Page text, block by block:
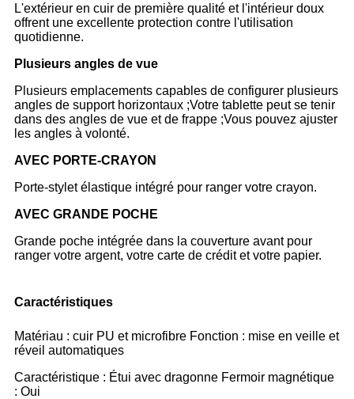
L'extérieur en cuir de première qualité et l'intérieur doux
offrent une excellente protection contre l'utilisation
quotidienne.
Plusieurs angles de vue
Plusieurs emplacements capables de configurer plusieurs
angles de support horizontaux ;Votre tablette peut se tenir
dans des angles de vue et de frappe ;Vous pouvez ajuster
les angles à volonté.
AVEC PORTE-CRAYON
Porte-stylet élastique intégré pour ranger votre crayon.
AVEC GRANDE POCHE
Grande poche intégrée dans la couverture avant pour
ranger votre argent, votre carte de crédit et votre papier.
Caractéristiques
Matériau : cuir PU et microfibre Fonction : mise en veille et
réveil automatiques
Caractéristique : Étui avec dragonne Fermoir magnétique
: Oui